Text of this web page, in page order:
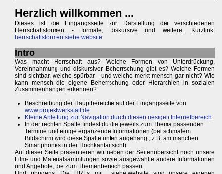
Herzlich willkommen ...
Dieses ist die Eingangsseite zur Darstellung der verschiedenen
Herrschaftsformen - formale, diskursive und weitere. Kurzlink:
herrschaftsformen.siehe.website
Intro
Was macht Herrschaft aus? Welche Formen von Unterdrückung,
Vereinnahmung und diskursiver Beherrschung gibt es? Welche Formen
sind sichtbar, welche spürbar - und welche merkt mensch gar nicht? Wie
kann mensch die eigene Beherrschung oder Hierarchien in sozialen
Zusammenhängen erkennen?
Beschreibung der Hauptbereiche auf der Eingangsseite von
www.projektwerkstatt.de
Kleine Anleitung zur Navigation durch diesen riesigen Internetbereich
In der rechten Spalte findest du die jeweils zum Thema passenden
Termine und einige ergänzende Informationen (bei schmalem
Bildschirm wird diese Spalte unten angehängt, z.B. am manchen
Smartphones in der Hochkantansicht).
Auf dieser Seite präsentieren wir neben der Seitenübersicht noch unsere
Film- und Materialsammlungen sowie ausgewählte andere Informationen
und Angebote, die zum Themenbereich passen.